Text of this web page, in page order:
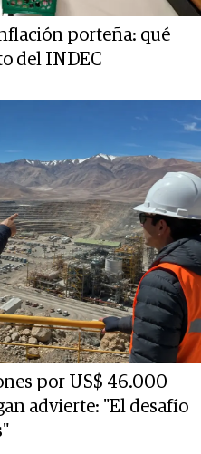
porteña: qué
del INDEC
por US$ 46.000
advierte: "El desafío